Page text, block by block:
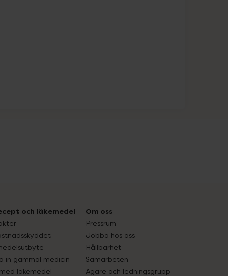
och läkemedel
in gammal medicin
läkemedel
Om oss
Pressrum
Jobba hos oss
Hållbarhet
Samarbeten
Ägare och ledningsgrupp